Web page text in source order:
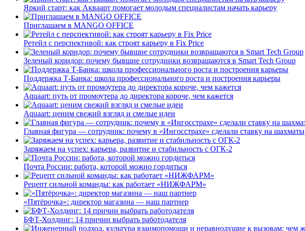
Яркий старт: как Акваарт помогает молодым специалистам начать карьеру
Приглашаем в MANGO OFFICE
Ретейл с перспективой: как строят карьеру в Fix Price
Зеленый коридор: почему бывшие сотрудники возвращаются в Smart Tech Group
Поддержка Т-Банка: школа профессионального роста и построения карьеры
Aquaart: путь от промоутера до директора короче, чем кажется
Aquaart: ценим свежий взгляд и смелые идеи
Главная фигура — сотрудник: почему в «Ингосстрахе» сделали ставку на шахматы
Заряжаем на успех: карьера, развитие и стабильность c ОГК-2
Почта России: работа, которой можно гордиться
Рецепт сильной команды: как работает «НИЖФАРМ»
«Пятёрочка»: директор магазина — наш партнер
БФТ-Холдинг: 14 причин выбрать работодателя